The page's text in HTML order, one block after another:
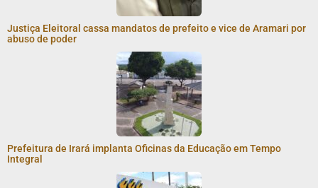
Justiça Eleitoral cassa mandatos de prefeito e vice de Aramari por
abuso de poder
Prefeitura de Irará implanta Oficinas da Educação em Tempo
Integral